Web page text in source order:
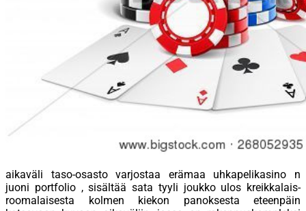
aikaväli taso-osasto varjostaa erämaa uhkapelikasino n
juoni portfolio , sisältää sata tyyli joukko ulos kreikkalais-
roomalaisesta kolmen kiekon panoksesta eteenpäin